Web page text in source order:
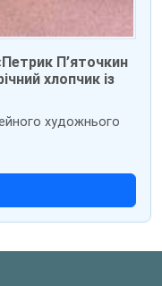
П’яточкин
хлопчик із
художнього